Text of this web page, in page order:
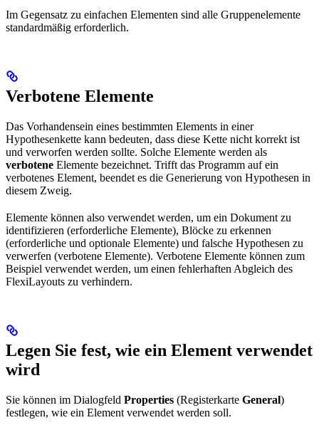
Im Gegensatz zu einfachen Elementen sind alle Gruppenelemente
standardmäßig erforderlich.
Verbotene Elemente
Das Vorhandensein eines bestimmten Elements in einer
Hypothesenkette kann bedeuten, dass diese Kette nicht korrekt ist
und verworfen werden sollte. Solche Elemente werden als
verbotene Elemente bezeichnet. Trifft das Programm auf ein
verbotenes Element, beendet es die Generierung von Hypothesen in
diesem Zweig.
Elemente können also verwendet werden, um ein Dokument zu
identifizieren (erforderliche Elemente), Blöcke zu erkennen
(erforderliche und optionale Elemente) und falsche Hypothesen zu
verwerfen (verbotene Elemente). Verbotene Elemente können zum
Beispiel verwendet werden, um einen fehlerhaften Abgleich des
FlexiLayouts zu verhindern.
Legen Sie fest, wie ein Element verwendet
wird
Sie können im Dialogfeld Properties (Registerkarte General)
festlegen, wie ein Element verwendet werden soll.